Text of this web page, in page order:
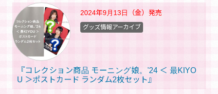
2024年9月13日（金） 発売
『コレクション商品 モーニング娘。'24 ＜ 最KIYO
U ＞ポストカード ランダム2枚セット』
グッズ情報アーカイブ